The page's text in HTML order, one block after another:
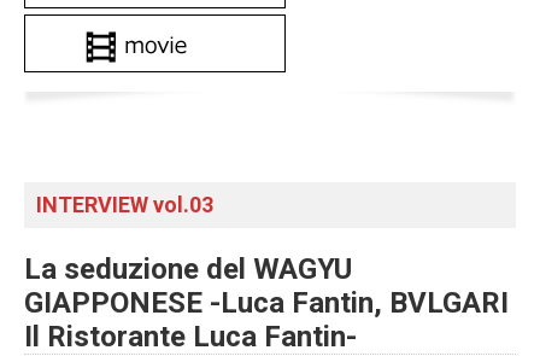
INTERVIEW vol.03
La seduzione del WAGYU
GIAPPONESE -Luca Fantin, BVLGARI
Il Ristorante Luca Fantin-